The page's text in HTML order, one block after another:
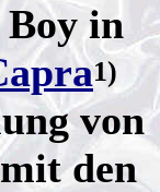
in
1)
von
den